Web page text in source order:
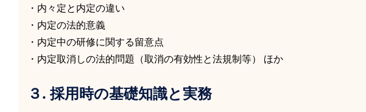
・内々定と内定の違い
・内定の法的意義
・内定中の研修に関する留意点
・内定取消しの法的問題（取消の有効性と法規制等） ほか
３. 採用時の基礎知識と実務